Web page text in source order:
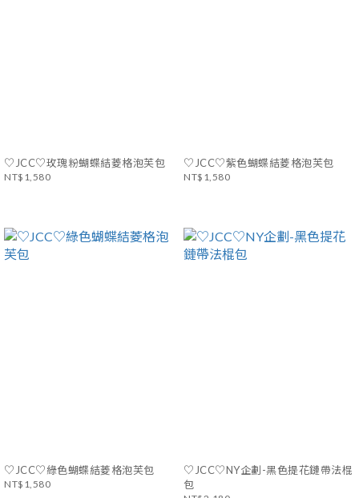
♡JCC♡玫瑰粉蝴蝶結菱格泡芙包
NT$1,580
♡JCC♡紫色蝴蝶結菱格泡芙包
NT$1,580
♡JCC♡綠色蝴蝶結菱格泡芙包
NT$1,580
♡JCC♡NY企劃-黑色提花鏈帶法棍
包